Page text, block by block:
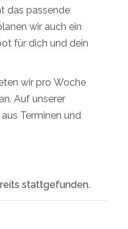
das passende
wir auch ein
für dich und dein
wir pro Woche
Auf unserer
Terminen und
stattgefunden.